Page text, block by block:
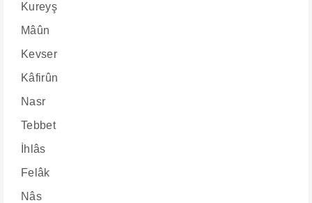
Kureyş
Mâûn
Kevser
Kâfirûn
Nasr
Tebbet
İhlâs
Felâk
Nâs